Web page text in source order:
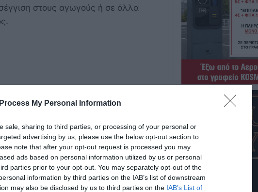
My Personal Information
sale, sharing to third parties, or processing of your personal or
advertising by us, please use the below opt-out section to
note that after your opt-out request is processed you may
ads based on personal information utilized by us or personal
parties prior to your opt-out. You may separately opt-out of the
information by third parties on the IAB’s list of downstream
may also be disclosed by us to third parties on the IAB’s List of
στους αγωγούς ή σε άλλα
και χυδαιότητας!